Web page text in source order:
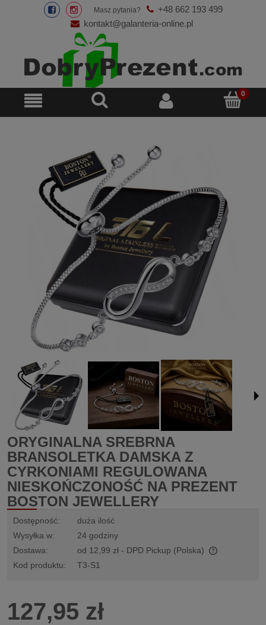
Masz pytania?
+48 662 193 499
kontakt@galanteria-online.pl
ORYGINALNA SREBRNA
BRANSOLETKA DAMSKA Z
CYRKONIAMI REGULOWANA
NIESKOŃCZONOŚĆ NA PREZENT
BOSTON JEWELLERY
Dostępność:
duża ilość
Wysyłka w:
24 godziny
Dostawa:
od 12,99 zł - DPD Pickup (Polska)
Cena nie zawiera ewentualnych kosztów płatności
Kod produktu: T3-S1
127,95 zł